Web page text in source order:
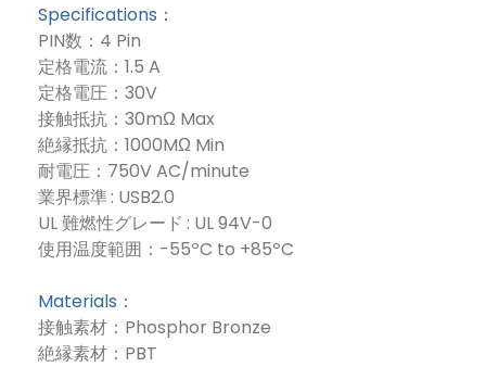
Specifications：
PIN数：4 Pin
定格電流：1.5 A
定格電圧：30V
接触抵抗：30mΩ Max
絶縁抵抗：1000MΩ Min
耐電圧：750V AC/minute
業界標準 : USB2.0
UL 難燃性グレード : UL 94V-0
使用温度範囲：-55ºC to +85ºC
Materials：
接触素材：Phosphor Bronze
絶縁素材：PBT